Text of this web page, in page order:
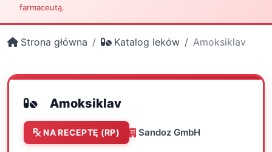
farmaceutą.
Strona główna Katalog leków Amoksiklav
Amoksiklav
NA RECEPTĘ (RP) Sandoz GmbH